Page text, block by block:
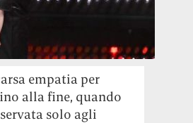
empatia per
alla fine, quando
solo agli